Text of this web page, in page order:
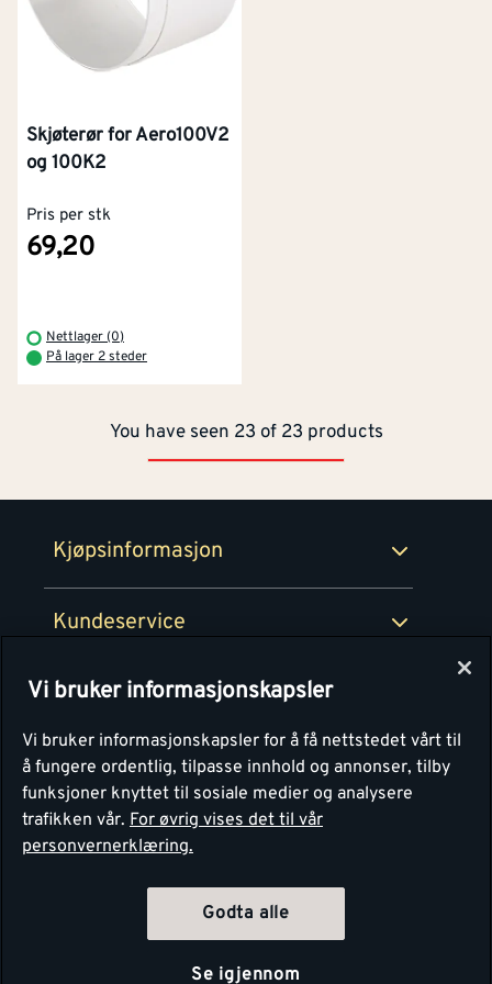
Skjøterør for Aero100V2
og 100K2
Pris per stk
69,20
Nettlager (0)
På lager 2 steder
You have seen 23 of 23 products
Kjøpsinformasjon
Netthandel
Retur- og angrerettsskjema
Kundeservice
Kontakt oss
Montér
Byggevarehus og åpningstider
100% fornøydgaranti
Personvern
Vi bruker informasjonskapsler
Vi bruker informasjonskapsler for å få nettstedet vårt til
å fungere ordentlig, tilpasse innhold og annonser, tilby
funksjoner knyttet til sosiale medier og analysere
trafikken vår. For øvrig vises det til vår
personvernerklæring.
Godta alle
Se igjennom